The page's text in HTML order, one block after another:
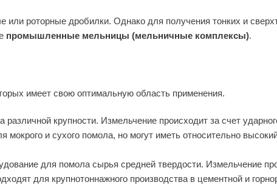
роторные дробилки. Однако для получения тонких и
промышленные мельницы (мельничные комплексы).
имеет свою оптимальную область применения.
крупности. Измельчение происходит за счет
и сухого помола, но могут иметь относительно
для помола сырья средней твердости. Измельчение
для крупнотоннажного производства в цементной и